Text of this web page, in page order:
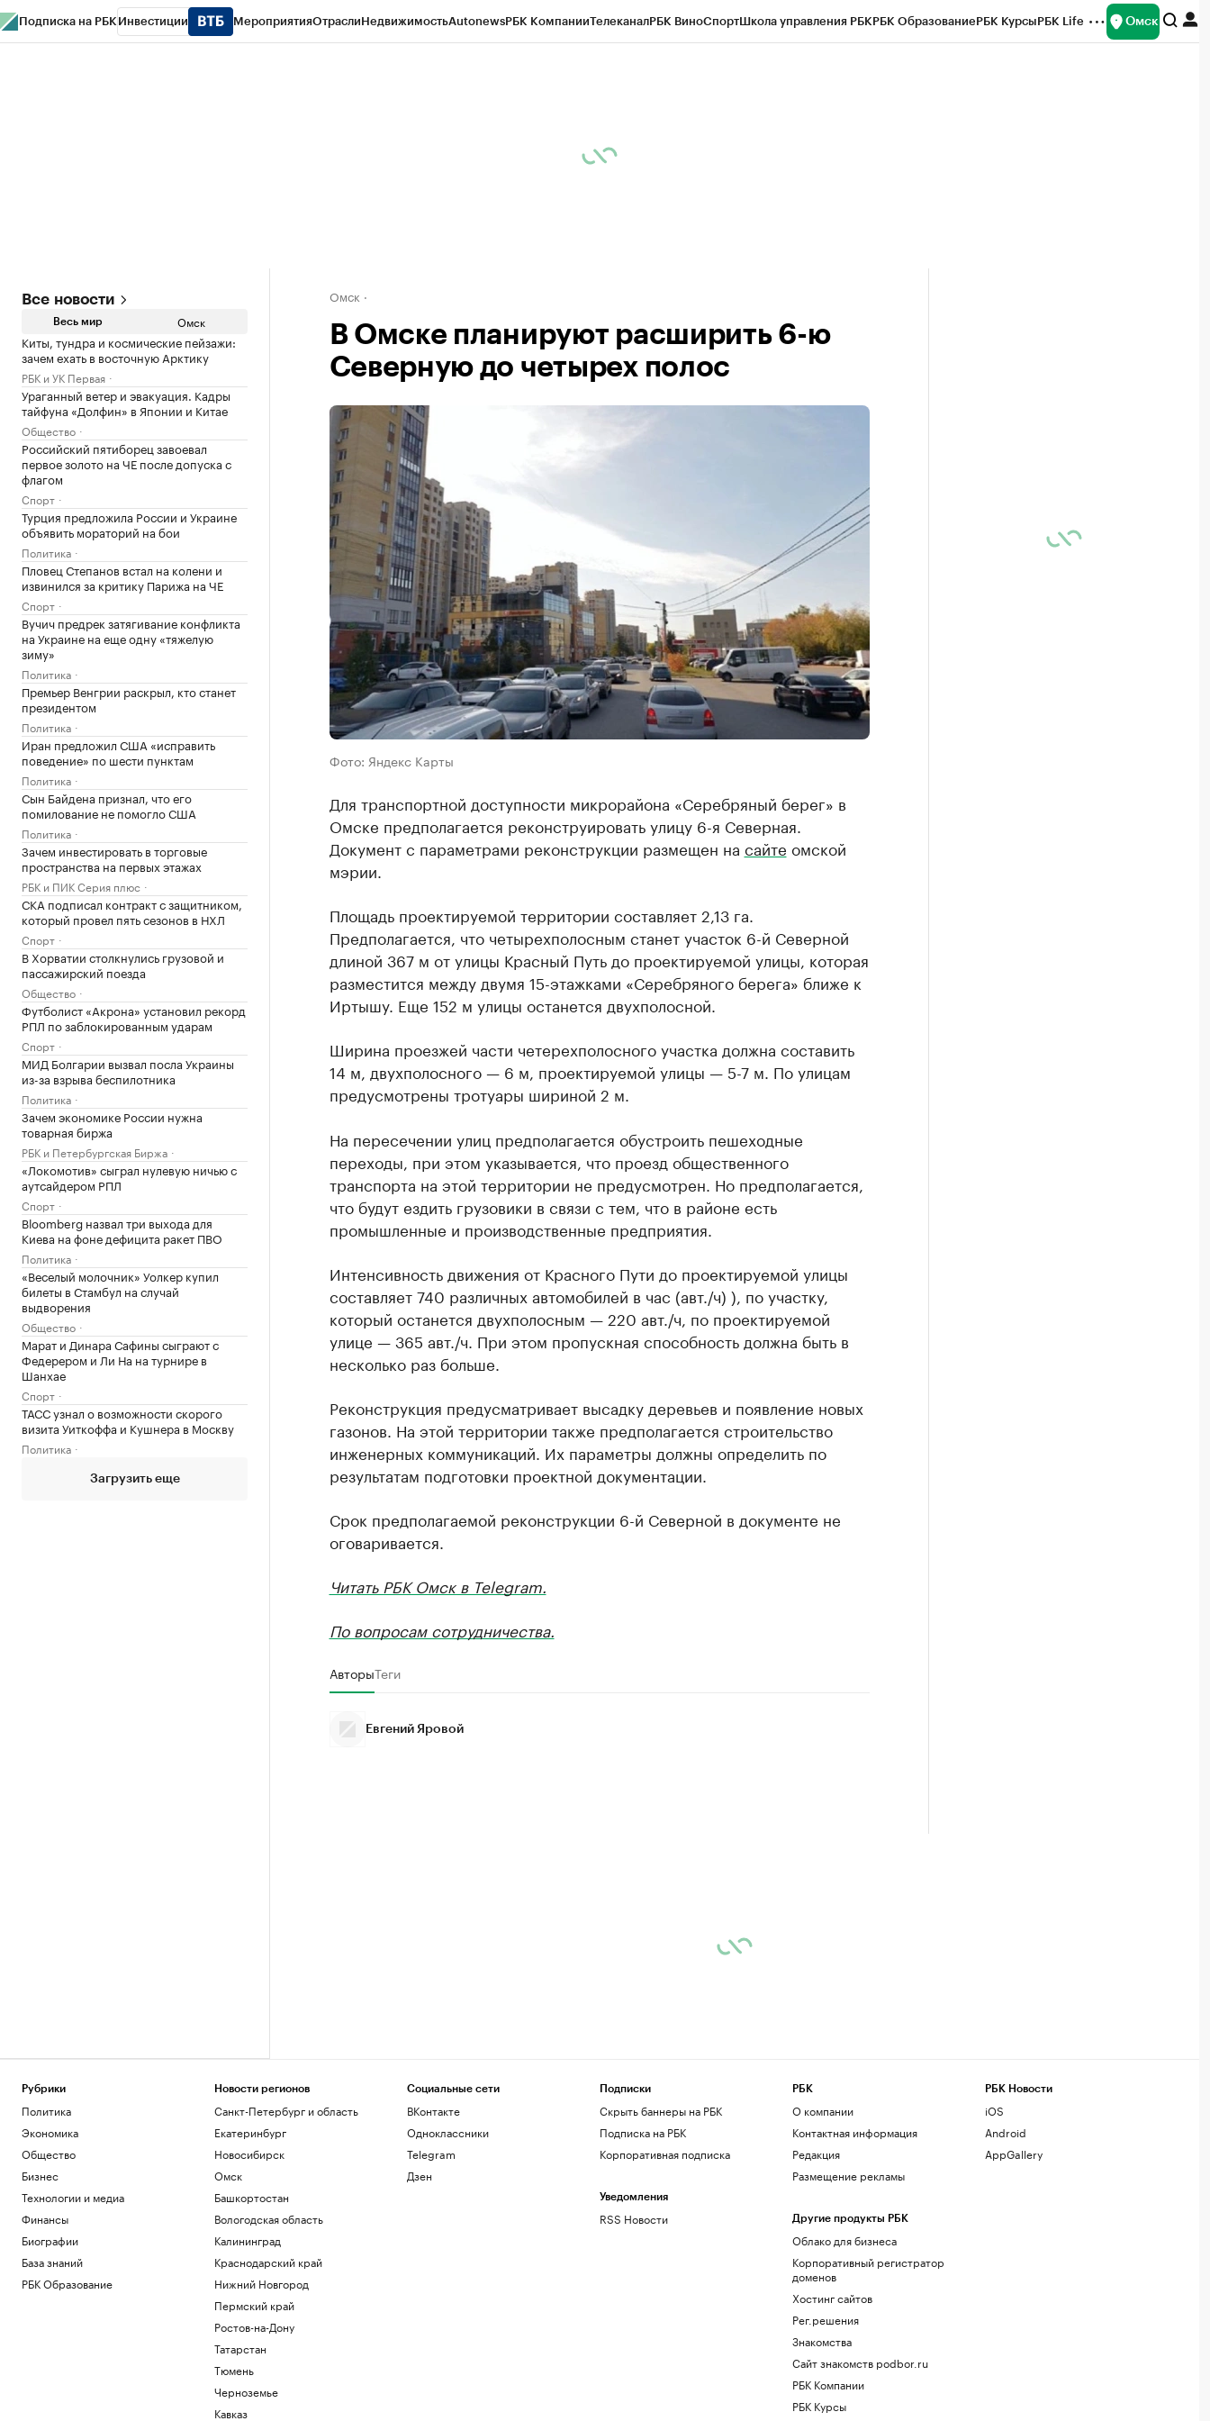
Подписка на РБК Инвестиции МероприятияОтраслиНедвижимостьAutonewsРБК КомпанииТелеканалРБК ВиноСпортШкола управления РБКРБК ОбразованиеРБК КурсыРБК Life Омск
Все новости
Весь мир Омск
Киты, тундра и космические пейзажи:
зачем ехать в восточную Арктику
РБК и УК Первая
Ураганный ветер и эвакуация. Кадры
тайфуна «Долфин» в Японии и Китае
Общество
Российский пятиборец завоевал
первое золото на ЧЕ после допуска с
флагом
Спорт
Турция предложила России и Украине
объявить мораторий на бои
Политика
Пловец Степанов встал на колени и
извинился за критику Парижа на ЧЕ
Спорт
Вучич предрек затягивание конфликта
на Украине на еще одну «тяжелую
зиму»
Политика
Премьер Венгрии раскрыл, кто станет
президентом
Политика
Иран предложил США «исправить
поведение» по шести пунктам
Политика
Сын Байдена признал, что его
помилование не помогло США
Политика
Зачем инвестировать в торговые
пространства на первых этажах
РБК и ПИК Серия плюс
СКА подписал контракт с защитником,
который провел пять сезонов в НХЛ
Спорт
В Хорватии столкнулись грузовой и
пассажирский поезда
Общество
Футболист «Акрона» установил рекорд
РПЛ по заблокированным ударам
Спорт
МИД Болгарии вызвал посла Украины
из-за взрыва беспилотника
Политика
Зачем экономике России нужна
товарная биржа
РБК и Петербургская Биржа
«Локомотив» сыграл нулевую ничью с
аутсайдером РПЛ
Спорт
Bloomberg назвал три выхода для
Киева на фоне дефицита ракет ПВО
Политика
«Веселый молочник» Уолкер купил
билеты в Стамбул на случай
выдворения
Общество
Марат и Динара Сафины сыграют с
Федерером и Ли На на турнире в
Шанхае
Спорт
ТАСС узнал о возможности скорого
визита Уиткоффа и Кушнера в Москву
Политика
Загрузить еще
Омск
В Омске планируют расширить 6-ю
Северную до четырех полос
Фото: Яндекс Карты
Для транспортной доступности микрорайона «Серебряный берег» в
Омске предполагается реконструировать улицу 6-я Северная.
Документ с параметрами реконструкции размещен на сайте омской
мэрии.
Площадь проектируемой территории составляет 2,13 га.
Предполагается, что четырехполосным станет участок 6-й Северной
длиной 367 м от улицы Красный Путь до проектируемой улицы, которая
разместится между двумя 15-этажками «Серебряного берега» ближе к
Иртышу. Еще 152 м улицы останется двухполосной.
Ширина проезжей части четерехполосного участка должна составить
14 м, двухполосного — 6 м, проектируемой улицы — 5-7 м. По улицам
предусмотрены тротуары шириной 2 м.
На пересечении улиц предполагается обустроить пешеходные
переходы, при этом указывается, что проезд общественного
транспорта на этой территории не предусмотрен. Но предполагается,
что будут ездить грузовики в связи с тем, что в районе есть
промышленные и производственные предприятия.
Интенсивность движения от Красного Пути до проектируемой улицы
составляет 740 различных автомобилей в час (авт./ч) ), по участку,
который останется двухполосным — 220 авт./ч, по проектируемой
улице — 365 авт./ч. При этом пропускная способность должна быть в
несколько раз больше.
Реконструкция предусматривает высадку деревьев и появление новых
газонов. На этой территории также предполагается строительство
инженерных коммуникаций. Их параметры должны определить по
результатам подготовки проектной документации.
Срок предполагаемой реконструкции 6-й Северной в документе не
оговаривается.
Читать РБК Омск в Telegram.
По вопросам сотрудничества.
АвторыТеги
Евгений Яровой
Рубрики
Политика
Экономика
Общество
Бизнес
Технологии и медиа
Финансы
Биографии
База знаний
РБК Образование
Новости регионов
Санкт-Петербург и область
Екатеринбург
Новосибирск
Омск
Башкортостан
Вологодская область
Калининград
Краснодарский край
Нижний Новгород
Пермский край
Ростов-на-Дону
Татарстан
Тюмень
Черноземье
Кавказ
Социальные сети
ВКонтакте
Одноклассники
Telegram
Дзен
Подписки
Скрыть баннеры на РБК
Подписка на РБК
Корпоративная подписка
Уведомления
RSS Новости
РБК
О компании
Контактная информация
Редакция
Размещение рекламы
Другие продукты РБК
Облако для бизнеса
Корпоративный регистратор
доменов
Хостинг сайтов
Рег.решения
Знакомства
Сайт знакомств podbor.ru
РБК Компании
РБК Курсы
РБК Новости
iOS
Android
AppGallery